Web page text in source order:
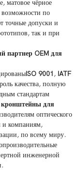
матовое чёрное
по
точные допуски и
так и при
партнер OEM для
ISO 9001 , IATF
качества, полную
стандартам
кронштейны для
оптического
и компаниям,
по всему миру.
инженерной